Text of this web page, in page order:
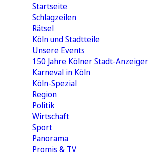
Startseite
Schlagzeilen
Rätsel
Köln und Stadtteile
Unsere Events
150 Jahre Kölner Stadt-Anzeiger
Karneval in Köln
Köln-Spezial
Region
Politik
Wirtschaft
Sport
Panorama
Promis & TV